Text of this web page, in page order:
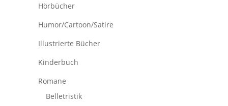
Hörbücher
Humor/Cartoon/Satire
Illustrierte Bücher
Kinderbuch
Romane
Belletristik